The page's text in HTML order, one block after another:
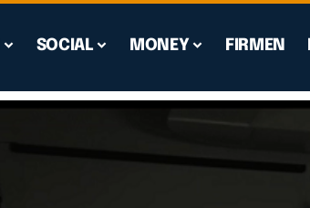
SOCIAL MONEY FIRMEN